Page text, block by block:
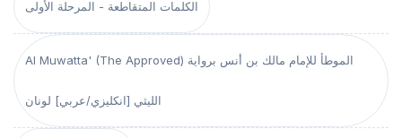
الكلمات المتقاطعة - المرحلة الأولى
Al Muwatta' (The Approved) الموطأ للإمام مالك بن أنس برواية
الليثي [انكليزي/عربي] لونان